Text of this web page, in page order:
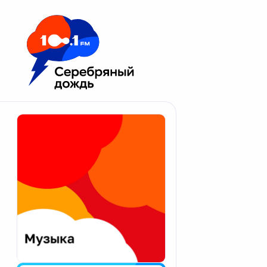
Москва 100.1 FM
Апатиты
Екатеринбург
Калининград
Калуга